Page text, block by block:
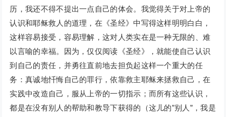
历，我还不得不提出一点自己的体会。我觉得关于对上帝的
认识和耶稣救人的道理，在《圣经》中写得这样明明白白，
这样容易接受，容易理解，这对人类实在是一种无限的、难
以言喻的幸福。因为，仅仅阅读《圣经》，就能使自己认识
到自己的责任，并勇往直前地去担负起这样一个重大的任
务：真诚地忏悔自己的罪行，依靠救主耶稣来拯救自己，在
实践中改造自己，服从上帝的一切指示；而所有这些认识，
都是在没有别人的帮助和教导下获得的（这儿的”别人”，我是